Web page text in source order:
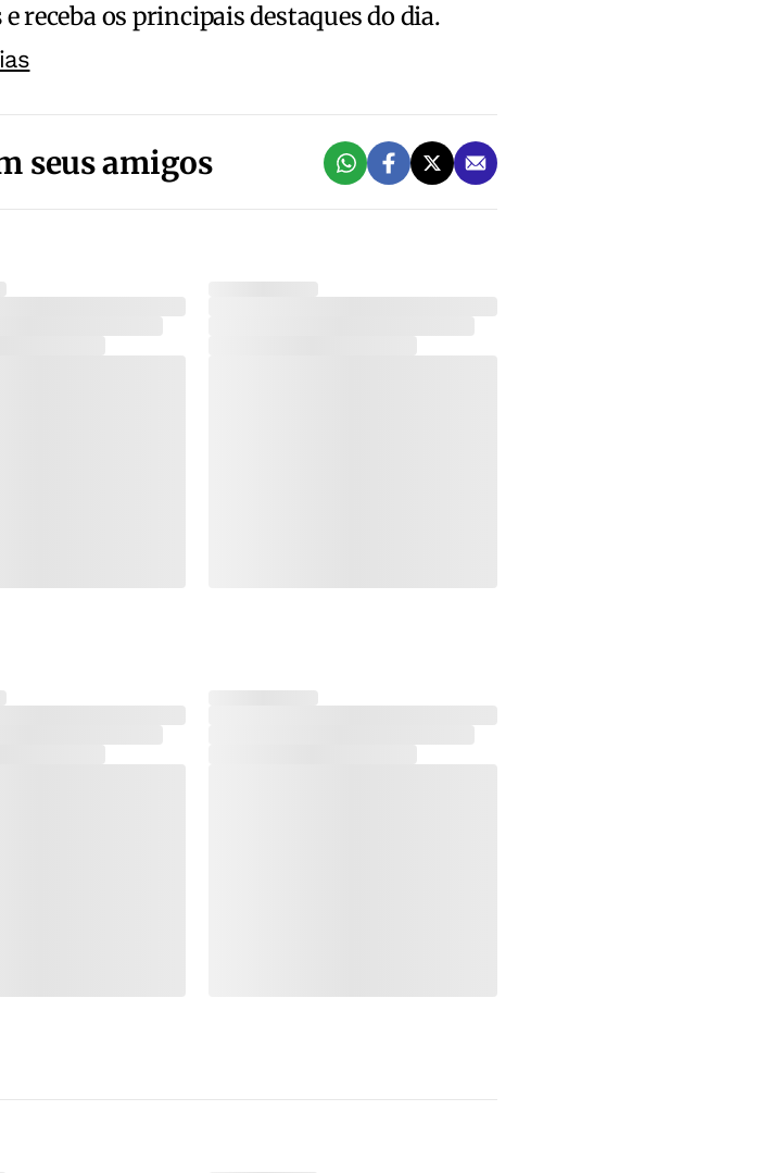
e receba os principais destaques do dia.
seus amigos